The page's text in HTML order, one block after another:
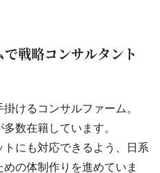
戦略コンサルタント
けるコンサルファーム。
数在籍しています。
にも対応できるよう、日系
の体制作りを進めていま